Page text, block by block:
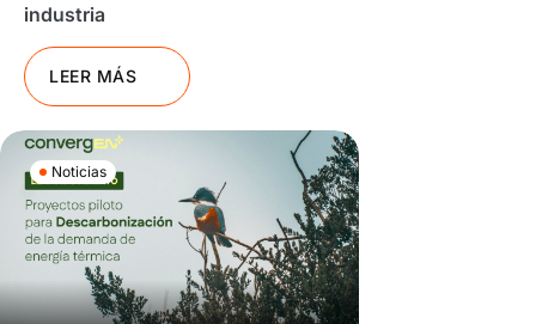
industria
LEER MÁS
Noticias